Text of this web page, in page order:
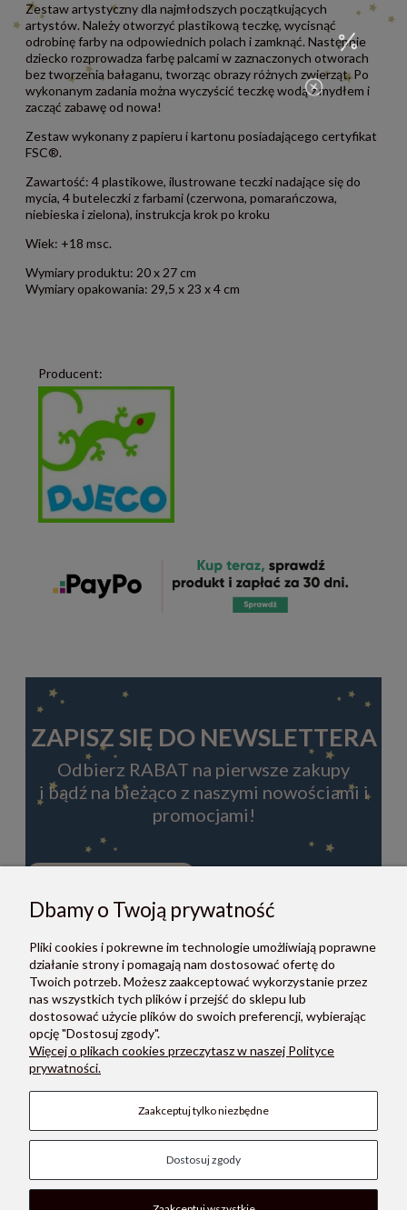
Zestaw artystyczny dla najmłodszych początkujących
artystów. Należy otworzyć plastikową teczkę, wycisnąć
odrobinę farby na odpowiednich polach i zamknąć. Następnie
dziecko rozprowadza farbę palcami w zaznaczonych otworach
bez tworzenia bałaganu, tworząc obrazy różnych zwierząt. Po
wykonanym zadania można wyczyścić teczkę wodą z mydłem i
zacząć zabawę od nowa!
Zestaw wykonany z papieru i kartonu posiadającego certyfikat
FSC®.
Zawartość: 4 plastikowe, ilustrowane teczki nadające się do
mycia, 4 buteleczki z farbami (czerwona, pomarańczowa,
niebieska i zielona), instrukcja krok po kroku
Wiek: +18 msc.
Wymiary produktu: 20 x 27 cm
Wymiary opakowania: 29,5 x 23 x 4 cm
Producent:
ZAPISZ SIĘ DO NEWSLETTERA
Odbierz RABAT na pierwsze zakupy
i bądź na bieżąco z naszymi nowościami i
promocjami!
ZAPISZ SIĘ
Zapisując się do newslettera, akceptujesz Regulamin i Politykę
prywatności.
O NAS
MOON STORE W SOCIAL MEDIA
Dbamy o Twoją prywatność
Pliki cookies i pokrewne im technologie umożliwiają poprawne
działanie strony i pomagają nam dostosować ofertę do
Twoich potrzeb. Możesz zaakceptować wykorzystanie przez
nas wszystkich tych plików i przejść do sklepu lub
dostosować użycie plików do swoich preferencji, wybierając
opcję "Dostosuj zgody".
Więcej o plikach cookies przeczytasz w naszej Polityce
prywatności.
Zaakceptuj tylko niezbędne
Dostosuj zgody